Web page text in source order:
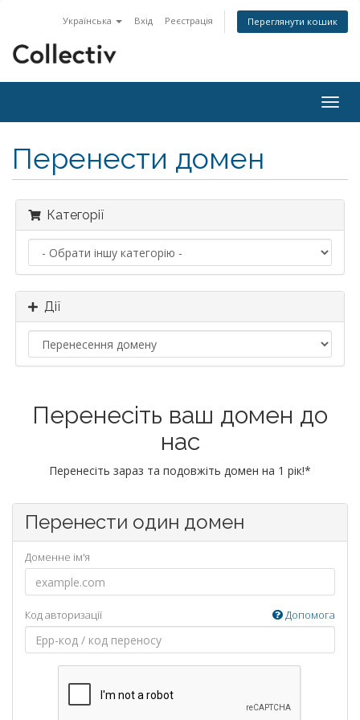
Українська Вхід Реєстрація Переглянути кошик
Перенести домен
Категорії
Дії
Перенесіть ваш домен до
нас
Перенесіть зараз та подовжіть домен на 1 рік!*
Перенести один домен
Доменне ім'я
Код авторизації Допомога